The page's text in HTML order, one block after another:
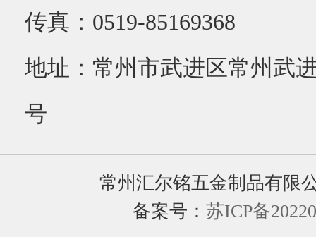
传真：0519-85169368
地址：常州市武进区常州武
号
常州汇尔铭五金制品有
备案号： 苏ICP备